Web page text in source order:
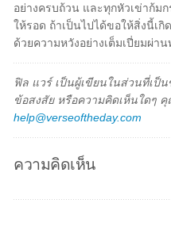
อย่างครบถ้วน และทุกหัวเข่าก้ม
ให้รอด ถ้าเป็นไปได้ขอให้สิ่งนี้เ
ด้วยความหวังอย่างเต็มเปี่ยมผ่า
ฟิล แวร์ เป็นผู้เขียนในส่วนที่เป็
ข้อสงสัย หรือความคิดเห็นใดๆ
help@verseoftheday.com
ความคิดเห็น